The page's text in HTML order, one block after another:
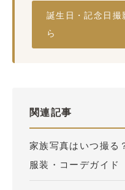
誕生日・記念日撮
ら
関連記事
家族写真はいつ撮る
服装・コーデガイド